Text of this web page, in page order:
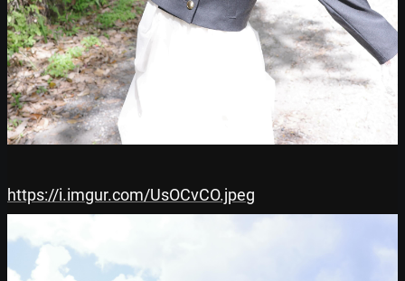
https://i.imgur.com/UsOCvCO.jpeg